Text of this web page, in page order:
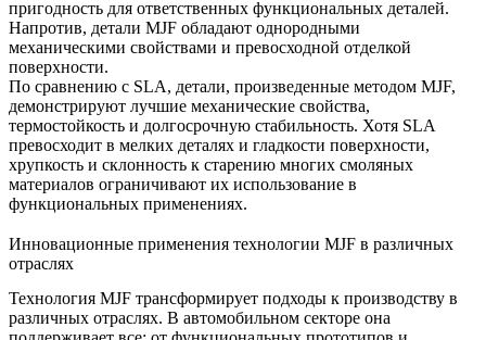
пригодность для ответственных функциональных деталей.
Напротив, детали MJF обладают однородными
механическими свойствами и превосходной отделкой
поверхности.
По сравнению с SLA, детали, произведенные методом MJF,
демонстрируют лучшие механические свойства,
термостойкость и долгосрочную стабильность. Хотя SLA
превосходит в мелких деталях и гладкости поверхности,
хрупкость и склонность к старению многих смоляных
материалов ограничивают их использование в
функциональных применениях.
Инновационные применения технологии MJF в различных
отраслях
Технология MJF трансформирует подходы к производству в
различных отраслях. В автомобильном секторе она